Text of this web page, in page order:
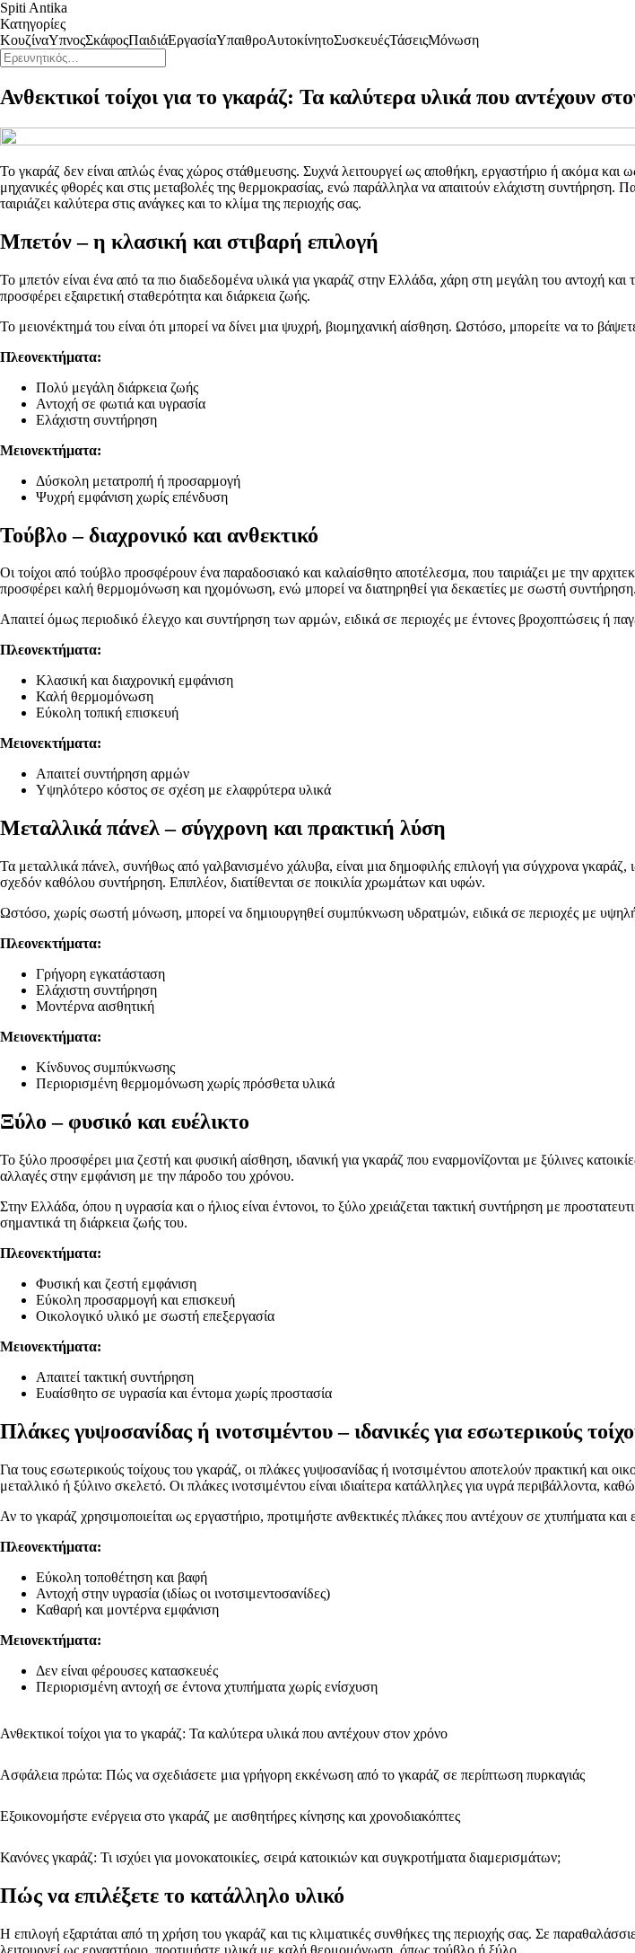
Spiti Antika
Κατηγορίες
ΚουζίναΥπνοςΣκάφοςΠαιδιάΕργασίαΥπαιθροΑυτοκίνητοΣυσκευέςΤάσειςΜόνωση
Ανθεκτικοί τοίχοι για το γκαράζ: Τα καλύτερα υλικά που αντέχουν
Το γκαράζ δεν είναι απλώς ένας χώρος στάθμευσης. Συχνά λειτουργεί ως αποθήκη, εργαστήριο ή ακόμα και ως
μηχανικές φθορές και στις μεταβολές της θερμοκρασίας, ενώ παράλληλα να απαιτούν ελάχιστη συντήρηση.
ταιριάζει καλύτερα στις ανάγκες και το κλίμα της περιοχής σας.
Μπετόν – η κλασική και στιβαρή επιλογή
Το μπετόν είναι ένα από τα πιο διαδεδομένα υλικά για γκαράζ στην Ελλάδα, χάρη στη μεγάλη του αντοχή
προσφέρει εξαιρετική σταθερότητα και διάρκεια ζωής.
Το μειονέκτημά του είναι ότι μπορεί να δίνει μια ψυχρή, βιομηχανική αίσθηση. Ωστόσο, μπορείτε να το
Πλεονεκτήματα:
Πολύ μεγάλη διάρκεια ζωής
Αντοχή σε φωτιά και υγρασία
Ελάχιστη συντήρηση
Μειονεκτήματα:
Δύσκολη μετατροπή ή προσαρμογή
Ψυχρή εμφάνιση χωρίς επένδυση
Τούβλο – διαχρονικό και ανθεκτικό
Οι τοίχοι από τούβλο προσφέρουν ένα παραδοσιακό και καλαίσθητο αποτέλεσμα, που ταιριάζει με την
προσφέρει καλή θερμομόνωση και ηχομόνωση, ενώ μπορεί να διατηρηθεί για δεκαετίες με σωστή συντήρηση.
Απαιτεί όμως περιοδικό έλεγχο και συντήρηση των αρμών, ειδικά σε περιοχές με έντονες βροχοπτώσεις ή
Πλεονεκτήματα:
Κλασική και διαχρονική εμφάνιση
Καλή θερμομόνωση
Εύκολη τοπική επισκευή
Μειονεκτήματα:
Απαιτεί συντήρηση αρμών
Υψηλότερο κόστος σε σχέση με ελαφρύτερα υλικά
Μεταλλικά πάνελ – σύγχρονη και πρακτική λύση
Τα μεταλλικά πάνελ, συνήθως από γαλβανισμένο χάλυβα, είναι μια δημοφιλής επιλογή για σύγχρονα γκαράζ,
σχεδόν καθόλου συντήρηση. Επιπλέον, διατίθενται σε ποικιλία χρωμάτων και υφών.
Ωστόσο, χωρίς σωστή μόνωση, μπορεί να δημιουργηθεί συμπύκνωση υδρατμών, ειδικά σε περιοχές με
Πλεονεκτήματα:
Γρήγορη εγκατάσταση
Ελάχιστη συντήρηση
Μοντέρνα αισθητική
Μειονεκτήματα:
Κίνδυνος συμπύκνωσης
Περιορισμένη θερμομόνωση χωρίς πρόσθετα υλικά
Ξύλο – φυσικό και ευέλικτο
Το ξύλο προσφέρει μια ζεστή και φυσική αίσθηση, ιδανική για γκαράζ που εναρμονίζονται με ξύλινες
αλλαγές στην εμφάνιση με την πάροδο του χρόνου.
Στην Ελλάδα, όπου η υγρασία και ο ήλιος είναι έντονοι, το ξύλο χρειάζεται τακτική συντήρηση με
σημαντικά τη διάρκεια ζωής του.
Πλεονεκτήματα:
Φυσική και ζεστή εμφάνιση
Εύκολη προσαρμογή και επισκευή
Οικολογικό υλικό με σωστή επεξεργασία
Μειονεκτήματα:
Απαιτεί τακτική συντήρηση
Ευαίσθητο σε υγρασία και έντομα χωρίς προστασία
Πλάκες γυψοσανίδας ή ινοτσιμέντου – ιδανικές για εσωτερικούς
Για τους εσωτερικούς τοίχους του γκαράζ, οι πλάκες γυψοσανίδας ή ινοτσιμέντου αποτελούν πρακτική
μεταλλικό ή ξύλινο σκελετό. Οι πλάκες ινοτσιμέντου είναι ιδιαίτερα κατάλληλες για υγρά περιβάλλοντα,
Αν το γκαράζ χρησιμοποιείται ως εργαστήριο, προτιμήστε ανθεκτικές πλάκες που αντέχουν σε χτυπήματα
Πλεονεκτήματα:
Εύκολη τοποθέτηση και βαφή
Αντοχή στην υγρασία (ιδίως οι ινοτσιμεντοσανίδες)
Καθαρή και μοντέρνα εμφάνιση
Μειονεκτήματα:
Δεν είναι φέρουσες κατασκευές
Περιορισμένη αντοχή σε έντονα χτυπήματα χωρίς ενίσχυση
Ανθεκτικοί τοίχοι για το γκαράζ: Τα καλύτερα υλικά που αντέχουν στον χρόνο
Ασφάλεια πρώτα: Πώς να σχεδιάσετε μια γρήγορη εκκένωση από το γκαράζ σε περίπτωση πυρκαγιάς
Εξοικονομήστε ενέργεια στο γκαράζ με αισθητήρες κίνησης και χρονοδιακόπτες
Κανόνες γκαράζ: Τι ισχύει για μονοκατοικίες, σειρά κατοικιών και συγκροτήματα διαμερισμάτων;
Πώς να επιλέξετε το κατάλληλο υλικό
Η επιλογή εξαρτάται από τη χρήση του γκαράζ και τις κλιματικές συνθήκες της περιοχής σας. Σε
λειτουργεί ως εργαστήριο, προτιμήστε υλικά με καλή θερμομόνωση, όπως τούβλο ή ξύλο.